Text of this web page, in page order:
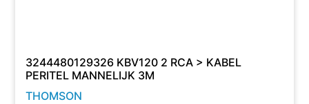
3244480129326 KBV120 2 RCA > KABEL
PERITEL MANNELIJK 3M
THOMSON